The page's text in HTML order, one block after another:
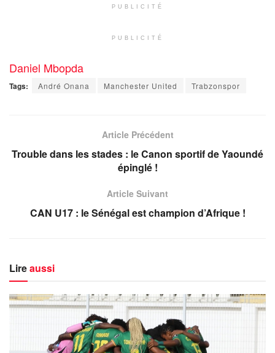
PUBLICITÉ
PUBLICITÉ
Daniel Mbopda
Tags: André Onana Manchester United Trabzonspor
Article Précédent
Trouble dans les stades : le Canon sportif de Yaoundé
épinglé !
Article Suivant
CAN U17 : le Sénégal est champion d’Afrique !
Lireaussi